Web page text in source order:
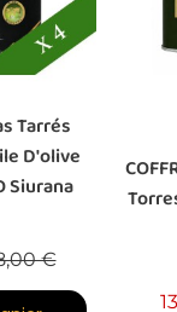
Tarrés
D'olive
Siurana
de base
€Prix